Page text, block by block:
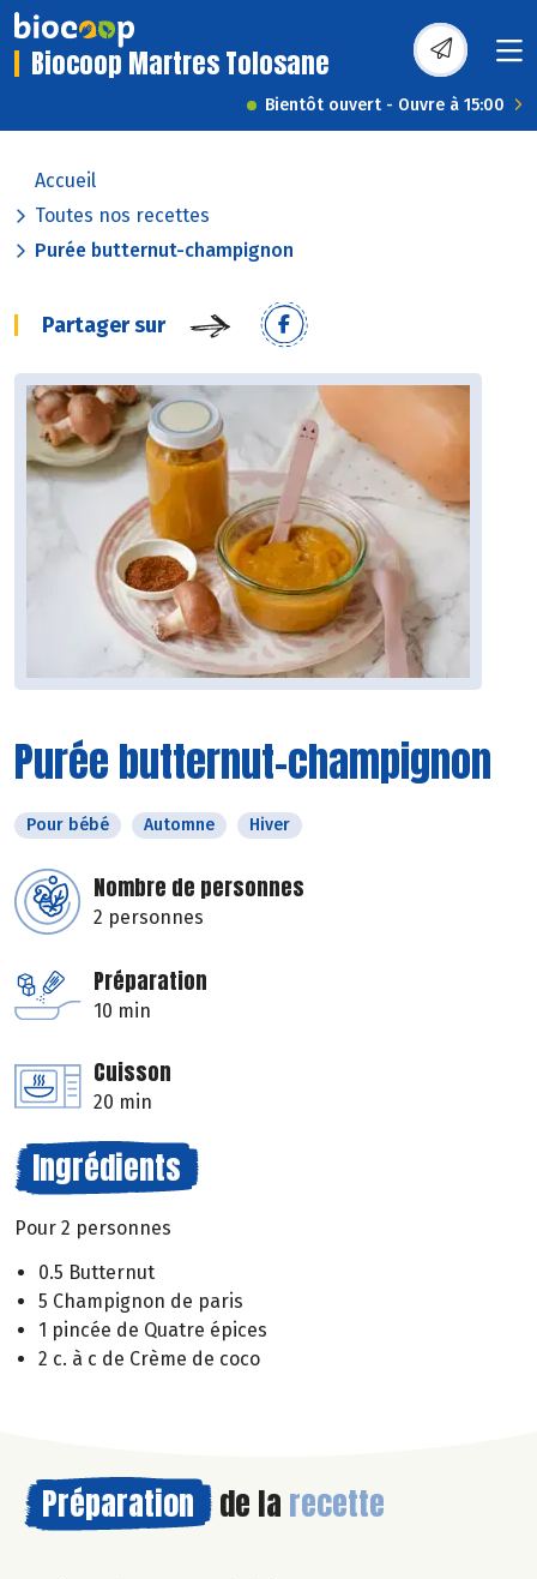
Biocoop Martres Tolosane
Bientôt ouvert - Ouvre à 15:00
Accueil
Toutes nos recettes
Purée butternut-champignon
Partager sur
Purée butternut-champignon
Pour bébé Automne Hiver
Nombre de personnes
2 personnes
Préparation
10 min
Cuisson
20 min
Ingrédients
Pour 2 personnes
0.5 Butternut
5 Champignon de paris
1 pincée de Quatre épices
2 c. à c de Crème de coco
Préparation de la recette